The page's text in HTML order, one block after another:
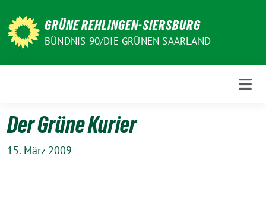
zum
Inhalt
GRÜNE REHLINGEN-SIERSBURG
BÜNDNIS 90/DIE GRÜNEN SAARLAND
Der Grüne Kurier
15. März 2009